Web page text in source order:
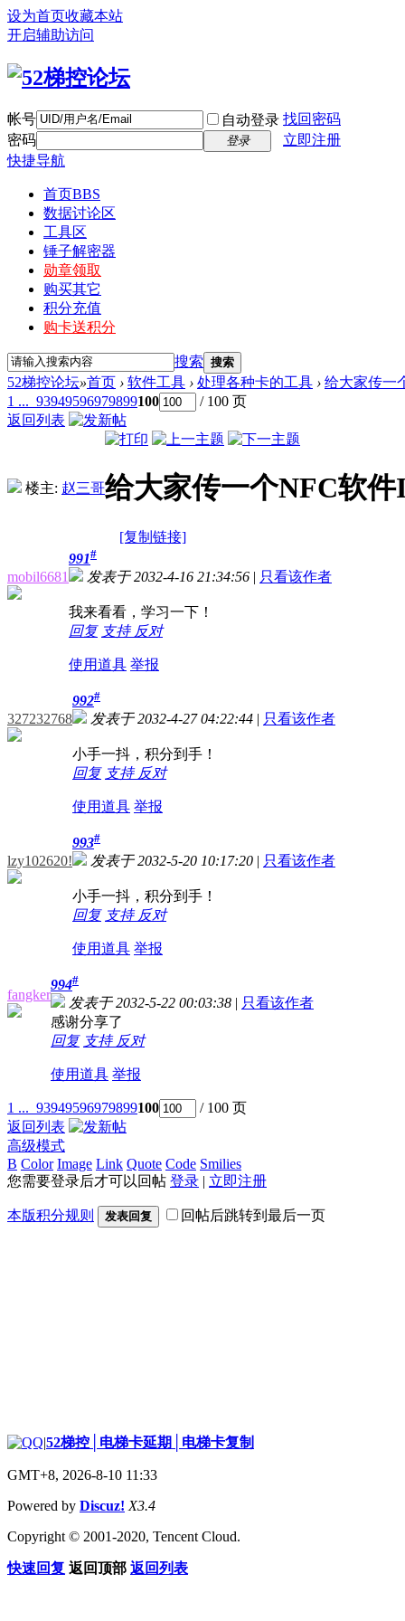
设为首页收藏本站
开启辅助访问
帐号 自动登录 找回密码
密码
登录
立即注册
快捷导航
首页BBS
数据讨论区
工具区
锤子解密器
勋章领取
购买其它
积分充值
购卡送积分
搜索 搜索
52梯控论坛»首页 › 软件工具 › 处理各种卡的工具 › 给大家传一
1 ... 93949596979899100
/ 100 页
返回列表
楼主: 赵三哥给大家传一个NFC软
[复制链接]
mobil6681
991#
发表于 2032-4-16 21:34:56 | 只看该作者
我来看看，学习一下！
回复 支持 反对
使用道具 举报
327232768
992#
发表于 2032-4-27 04:22:44 | 只看该作者
小手一抖，积分到手！
回复 支持 反对
使用道具 举报
lzy102620!
993#
发表于 2032-5-20 10:17:20 | 只看该作者
小手一抖，积分到手！
回复 支持 反对
使用道具 举报
fangker
994#
发表于 2032-5-22 00:03:38 | 只看该作者
感谢分享了
回复 支持 反对
使用道具 举报
1 ... 93949596979899100
/ 100 页
返回列表
高级模式
B Color Image Link Quote Code Smilies
您需要登录后才可以回帖 登录 | 立即注册
本版积分规则 发表回复 回帖后跳转到最后一页
|52梯控│电梯卡延期│电梯卡复制
GMT+8, 2026-8-10 11:33
Powered by Discuz! X3.4
Copyright © 2001-2020, Tencent Cloud.
快速回复 返回顶部 返回列表